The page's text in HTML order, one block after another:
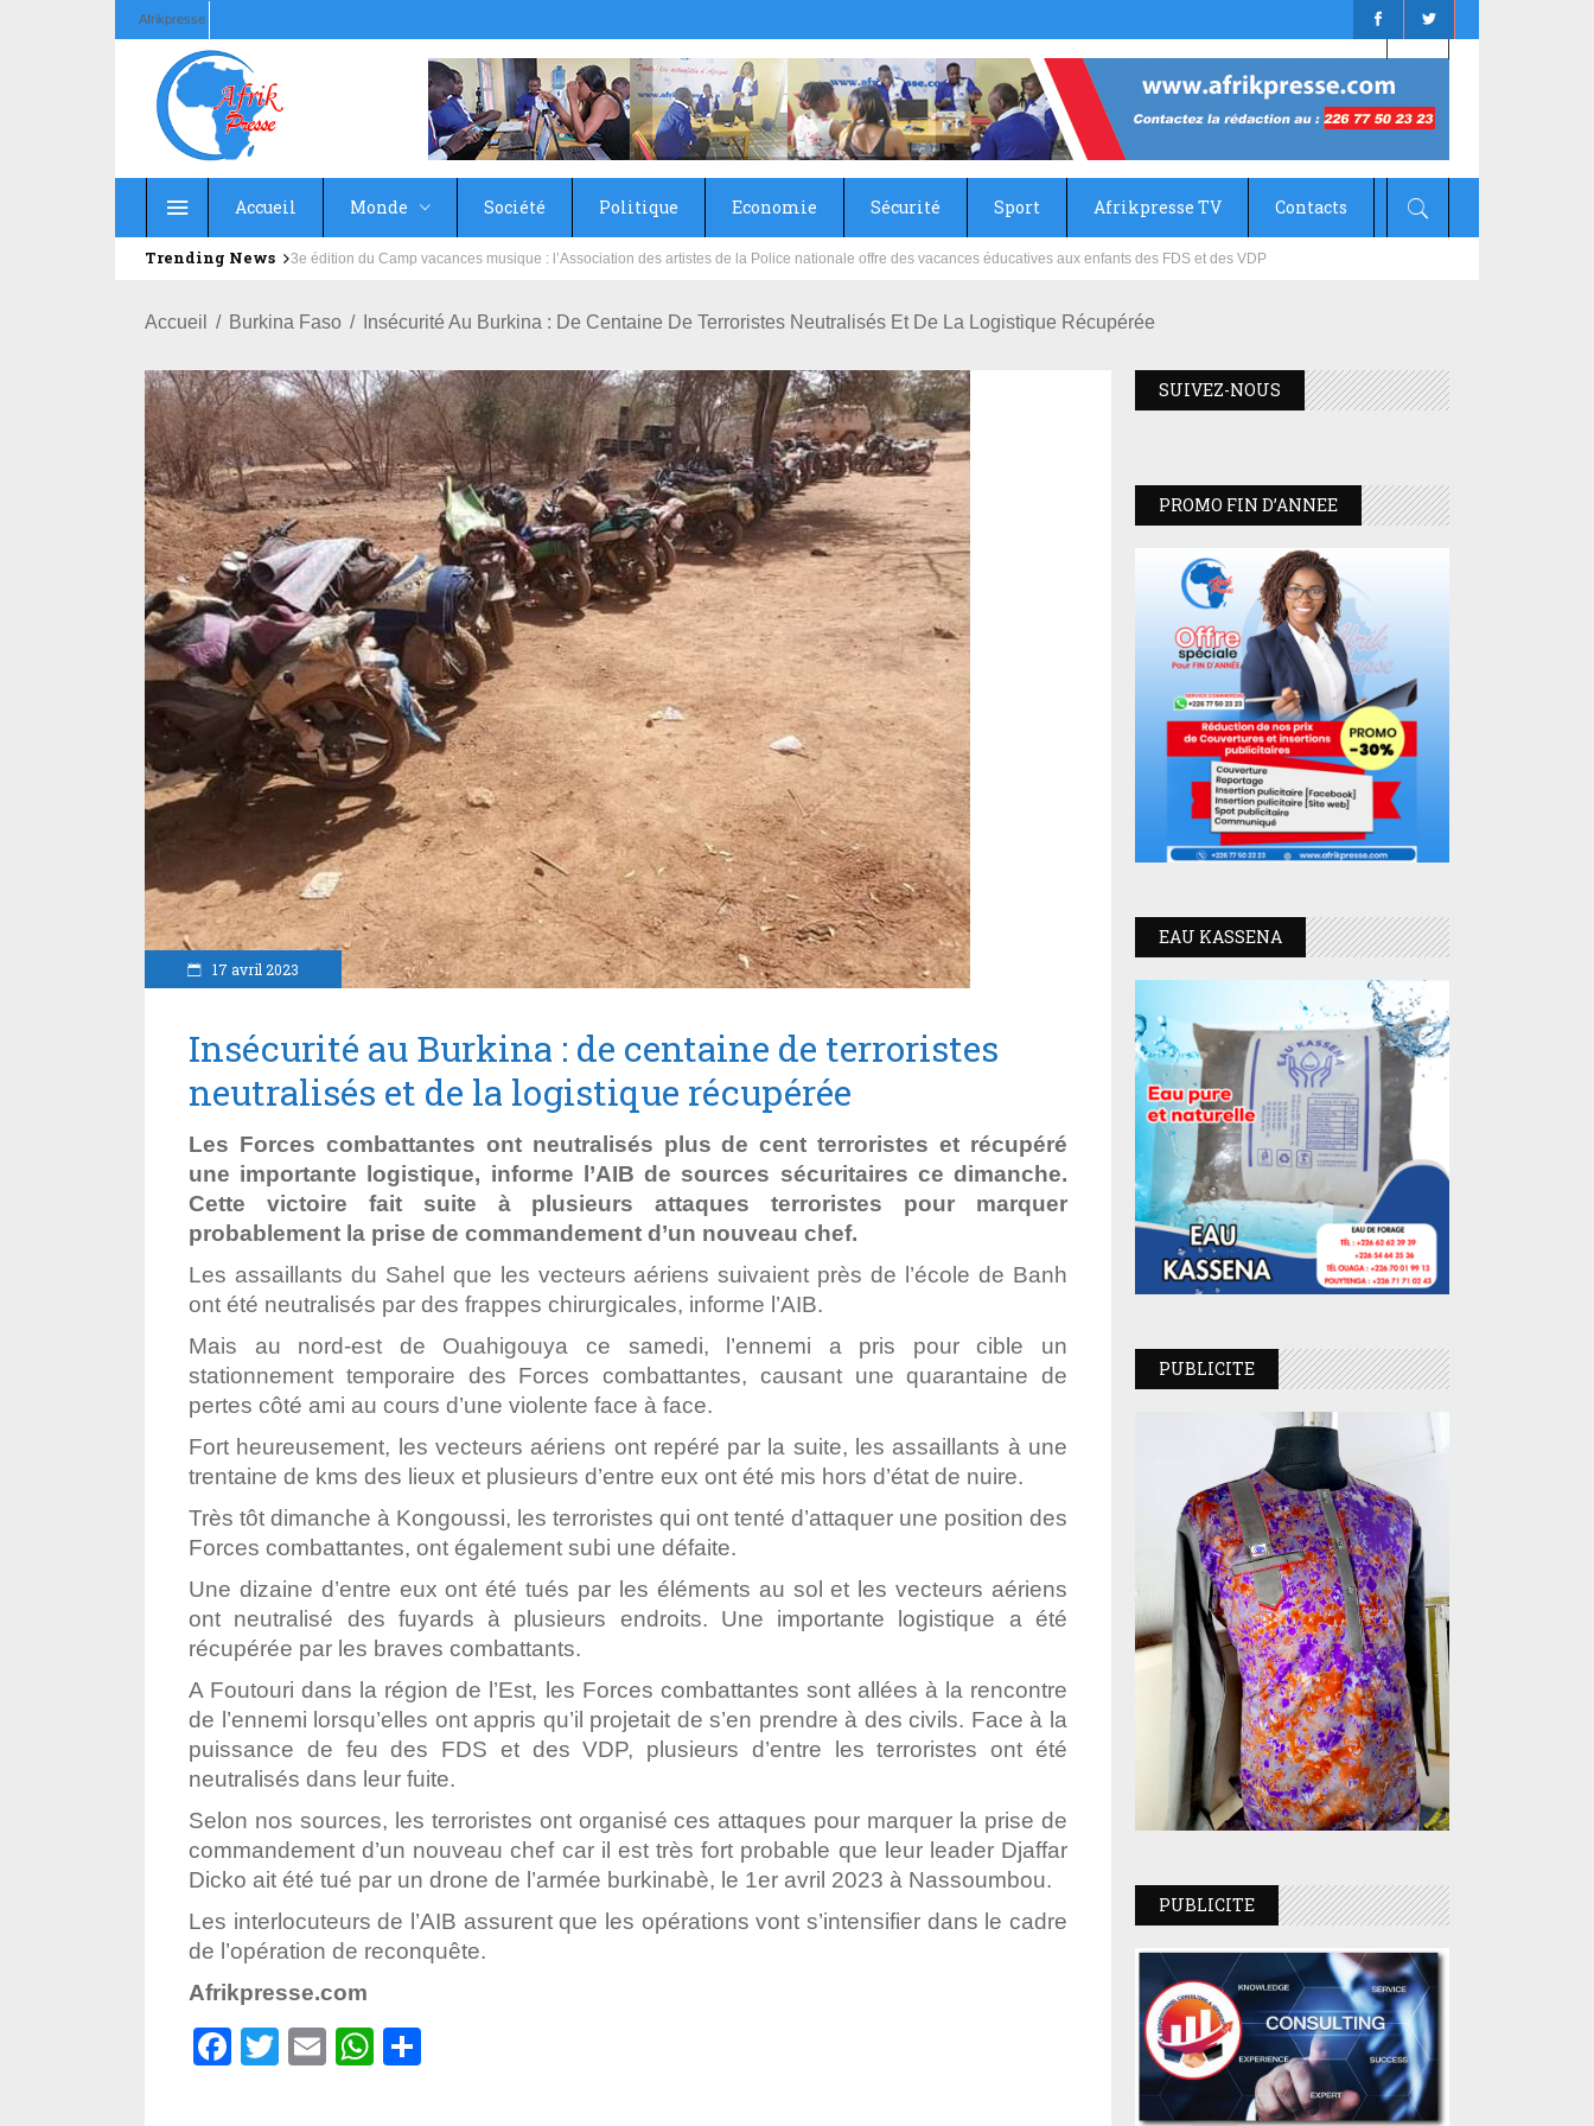
Afrikpresse
Accueil Monde Société Politique Economie Sécurité Sport Afrikpresse TV Contacts
Trending News Education : la fédération de la Russie rénove les écoles primaire et collège du Camp Général Aboubacar Sangoulé Lamizana
Accueil Burkina Faso Insécurité Au Burkina : De Centaine De Terroristes Neutralisés Et De La Logistique Récupérée
17 avril 2023
Insécurité au Burkina : de centaine de terroristes
neutralisés et de la logistique récupérée
Les Forces combattantes ont neutralisés plus de cent terroristes et récupéré
une importante logistique, informe l’AIB de sources sécuritaires ce dimanche.
Cette victoire fait suite à plusieurs attaques terroristes pour marquer
probablement la prise de commandement d’un nouveau chef.
Les assaillants du Sahel que les vecteurs aériens suivaient près de l’école de Banh
ont été neutralisés par des frappes chirurgicales, informe l’AIB.
Mais au nord-est de Ouahigouya ce samedi, l’ennemi a pris pour cible un
stationnement temporaire des Forces combattantes, causant une quarantaine de
pertes côté ami au cours d’une violente face à face.
Fort heureusement, les vecteurs aériens ont repéré par la suite, les assaillants à une
trentaine de kms des lieux et plusieurs d’entre eux ont été mis hors d’état de nuire.
Très tôt dimanche à Kongoussi, les terroristes qui ont tenté d’attaquer une position des
Forces combattantes, ont également subi une défaite.
Une dizaine d’entre eux ont été tués par les éléments au sol et les vecteurs aériens
ont neutralisé des fuyards à plusieurs endroits. Une importante logistique a été
récupérée par les braves combattants.
A Foutouri dans la région de l’Est, les Forces combattantes sont allées à la rencontre
de l’ennemi lorsqu’elles ont appris qu’il projetait de s’en prendre à des civils. Face à la
puissance de feu des FDS et des VDP, plusieurs d’entre les terroristes ont été
neutralisés dans leur fuite.
Selon nos sources, les terroristes ont organisé ces attaques pour marquer la prise de
commandement d’un nouveau chef car il est très fort probable que leur leader Djaffar
Dicko ait été tué par un drone de l’armée burkinabè, le 1er avril 2023 à Nassoumbou.
Les interlocuteurs de l’AIB assurent que les opérations vont s’intensifier dans le cadre
de l’opération de reconquête.
Afrikpresse.com
Facebook
Twitter
EmailWhatsApp
SUIVEZ-NOUS
PROMO FIN D’ANNEE
EAU KASSENA
PUBLICITE
PUBLICITE